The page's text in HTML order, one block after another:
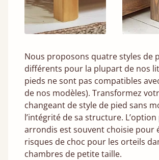
Nous proposons quatre styles de
différents pour la plupart de nos
pieds ne sont pas compatibles
de nos modèles). Transformez
changeant de style de pied sans
l’intégrité de sa structure. L’option
arrondis est souvent choisie pour
risques de choc pour les orteils
chambres de petite taille.